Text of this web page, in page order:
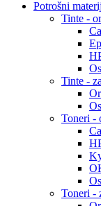
Potrošni
Tinte -
Tinte -
Toneri -
Toneri -